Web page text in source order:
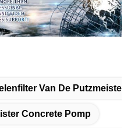
Van De Putzmeister
Concrete Pomp